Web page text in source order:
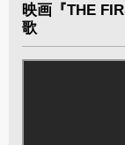
映画『THE
歌